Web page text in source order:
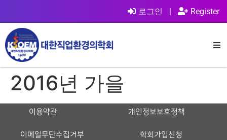
로그인 | Register
2016년 가을
이용약관 개인정보보호정책
이메일무단수집거부 학회가입신청